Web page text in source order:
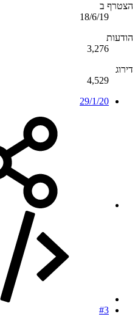
הצטרף ב
18/6/19
הודעות
3,276
דירוג
4,529
29/1/20
#3